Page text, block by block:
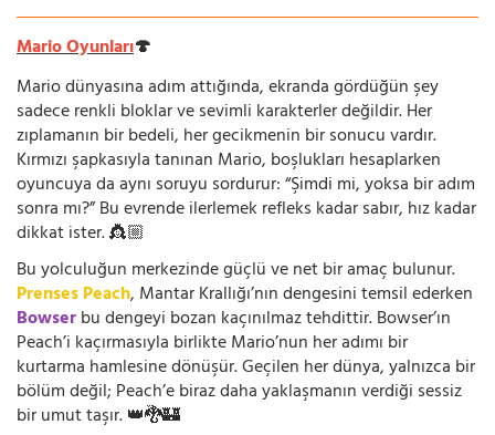
Mario Oyunları🍄
Mario dünyasına adım attığında, ekranda gördüğün şey
sadece renkli bloklar ve sevimli karakterler değildir. Her
zıplamanın bir bedeli, her gecikmenin bir sonucu vardır.
Kırmızı şapkasıyla tanınan Mario, boşlukları hesaplarken
oyuncuya da aynı soruyu sordurur: “Şimdi mi, yoksa bir adım
sonra mı?” Bu evrende ilerlemek refleks kadar sabır, hız kadar
dikkat ister. 👸🏼
Bu yolculuğun merkezinde güçlü ve net bir amaç bulunur.
Prenses Peach, Mantar Krallığı’nın dengesini temsil ederken
Bowserbu dengeyi bozan kaçınılmaz tehdittir. Bowser’ın
Peach’i kaçırmasıyla birlikte Mario’nun her adımı bir
kurtarma hamlesine dönüşür. Geçilen her dünya, yalnızca bir
bölüm değil; Peach’e biraz daha yaklaşmanın verdiği sessiz
bir umut taşır. 👑🐉🏰